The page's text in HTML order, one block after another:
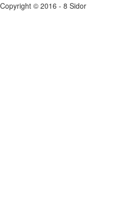
Copyright © 2016 - 8 Sidor